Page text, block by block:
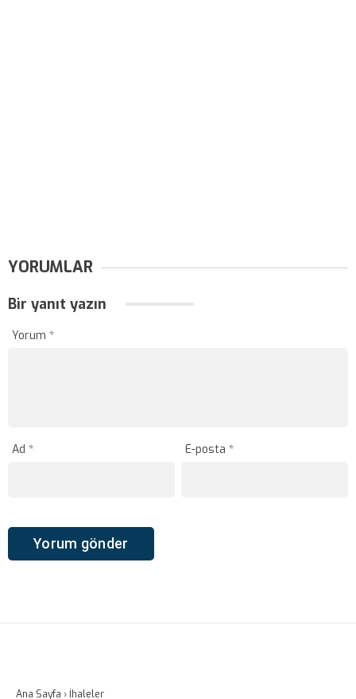
YORUMLAR
Bir yanıt yazın
Yorum *
Ad * E-posta*
Ana Sayfa › İhaleler